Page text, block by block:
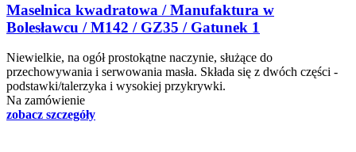
Maselnica kwadratowa / Manufaktura w
Bolesławcu / M142 / GZ35 / Gatunek 1
Niewielkie, na ogół prostokątne naczynie, służące do
przechowywania i serwowania masła. Składa się z dwóch części -
podstawki/talerzyka i wysokiej przykrywki.
Na zamówienie
zobacz szczegóły